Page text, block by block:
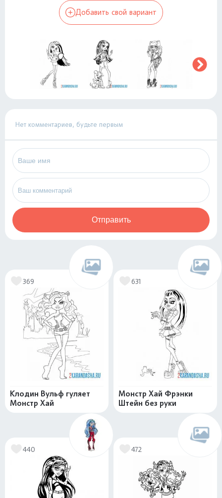
Добавить свой вариант
Нет комментариев, будьте первым
Отправить
369
Клодин Вульф гуляет
Монстр Хай
631
Монстр Хай Фрэнки
Штейн без руки
440 472